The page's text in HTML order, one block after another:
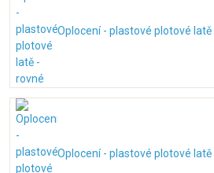
Oplocení - plastové plotové latě
Oplocení - plastové plotové